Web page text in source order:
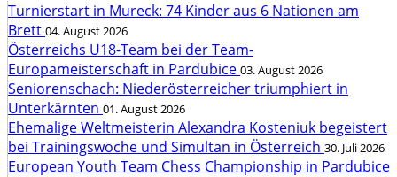
Turnierstart in Mureck: 74 Kinder aus 6 Nationen am
Brett 04. August 2026
Österreichs U18-Team bei der Team-
Europameisterschaft in Pardubice 03. August 2026
Seniorenschach: Niederösterreicher triumphiert in
Unterkärnten 01. August 2026
Ehemalige Weltmeisterin Alexandra Kosteniuk begeistert
bei Trainingswoche und Simultan in Österreich 30. Juli 2026
European Youth Team Chess Championship in Pardubice